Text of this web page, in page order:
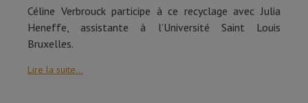
Céline Verbrouck participe à ce recyclage avec Julia
Heneffe, assistante à l’Université Saint Louis
Bruxelles.
Lire la suite...